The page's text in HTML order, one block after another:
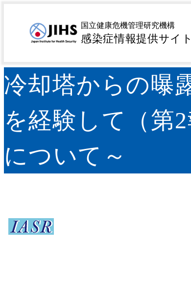
国立健康危機管理研究機構
感染症情報提供サイト
トップページ> サーベイランス>病原微生物検
（第2報） ～検査対応および分子疫学的解析に
冷却塔からの曝
を経験して（第
について～